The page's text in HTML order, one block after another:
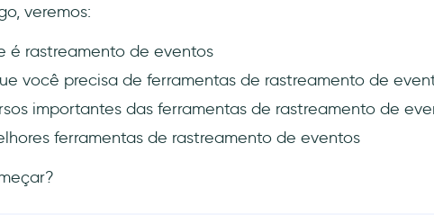
veremos:
é rastreamento de eventos
você precisa de ferramentas de rastreamento de
importantes das ferramentas de rastreamento de
ferramentas de rastreamento de eventos